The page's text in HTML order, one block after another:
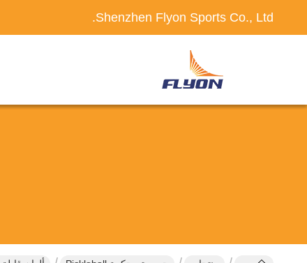
Shenzhen Flyon Sports Co., Ltd.